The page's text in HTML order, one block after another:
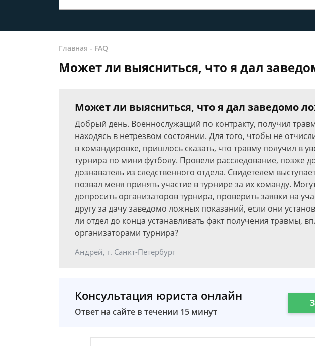
Главная - FAQ
Может ли выясниться, что я дал
Может ли выясниться, что я дал заведомо
Добрый день. Военнослужащий по контракту, получил
находясь в нетрезвом состоянии. Для того, чтобы не
в командировке, пришлось сказать, что травму получил в
турнира по мини футболу. Провели расследование, позже
дознаватель из следственного отдела. Свидетелем
позвал меня принять участие в турнире за их команду.
допросить организаторов турнира, проверить заявки на
другу за дачу заведомо ложных показаний, если они
ли отдел до конца устанавливать факт получения травмы,
организаторами турнира?
Андрей, г. Санкт-Петербург
Консультация юриста онлайн
Ответ на сайте в течении 15 минут